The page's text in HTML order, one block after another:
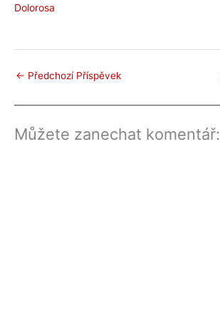
Dolorosa
← Předchozí Příspěvek
Můžete zanechat komentář: